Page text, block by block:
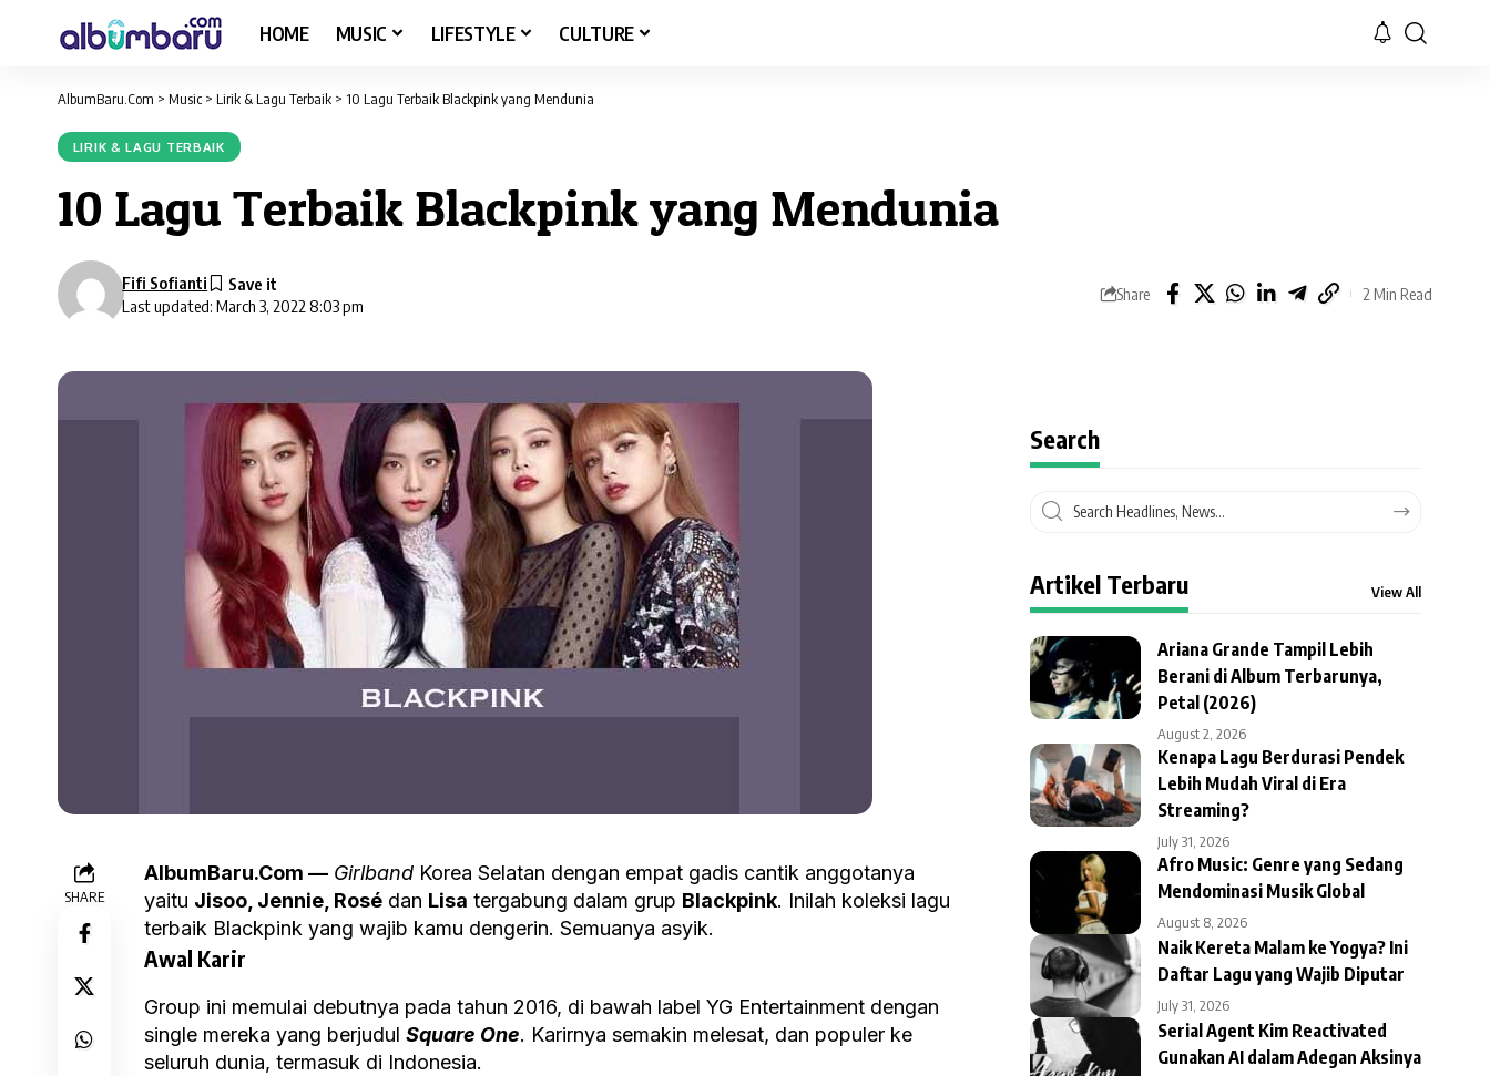
HOME MUSIC LIFESTYLE CULTURE
AlbumBaru.Com > Music > Lirik & Lagu Terbaik > 10 Lagu Terbaik Blackpink yang Mendunia
LIRIK & LAGU TERBAIK
10 Lagu Terbaik Blackpink yang Mendunia
Last updated: March 3, 2022 8:03 pm
Fifi Sofianti
Share 2 Min Read
SHARE
AlbumBaru.Com — Girlband Korea Selatan dengan empat gadis cantik anggotanya
yaitu Jisoo, Jennie, Rosé dan Lisa tergabung dalam grup Blackpink. Inilah koleksi lagu
terbaik Blackpink yang wajib kamu dengerin. Semuanya asyik.
Awal Karir
Group ini memulai debutnya pada tahun 2016, di bawah label YG Entertainment dengan
single mereka yang berjudul Square One. Karirnya semakin melesat, dan populer ke
seluruh dunia, termasuk di Indonesia.
Search
Artikel Terbaru View All
Ariana Grande Tampil Lebih
Berani di Album Terbarunya,
Petal (2026)
August 2, 2026
Kenapa Lagu Berdurasi Pendek
Lebih Mudah Viral di Era
Streaming?
July 31, 2026
Afro Music: Genre yang Sedang
Mendominasi Musik Global
August 8, 2026
Naik Kereta Malam ke Yogya? Ini
Daftar Lagu yang Wajib Diputar
July 31, 2026
Serial Agent Kim Reactivated
Gunakan AI dalam Adegan Aksinya